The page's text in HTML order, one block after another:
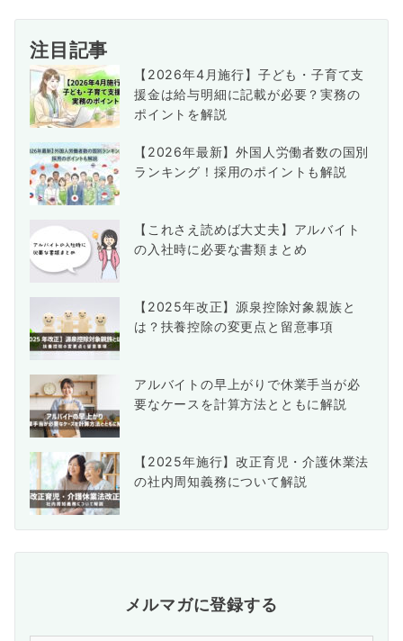
注目記事
【2026年4月施行】子ども・子育て支
援金は給与明細に記載が必要？実務の
ポイントを解説
【2026年最新】外国人労働者数の国別
ランキング！採用のポイントも解説
【これさえ読めば大丈夫】アルバイト
の入社時に必要な書類まとめ
【2025年改正】源泉控除対象親族と
は？扶養控除の変更点と留意事項
アルバイトの早上がりで休業手当が必
要なケースを計算方法とともに解説
【2025年施行】改正育児・介護休業法
の社内周知義務について解説
メルマガに登録する